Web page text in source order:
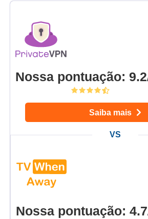
Nossa pontuação: 9.2
Saiba mais
Nossa pontuação: 4.7